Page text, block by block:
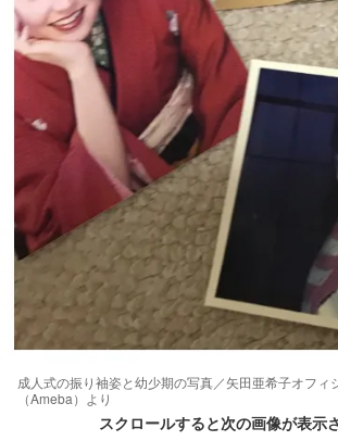
成人式の振り袖姿と幼少期の写真／矢田亜希子オフィ
（Ameba）より
スクロールすると次の画像が表示